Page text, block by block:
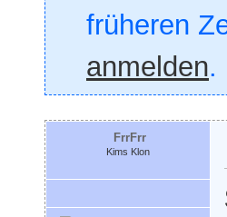
früheren
anmelden.
FrrFrr
Kims Klon